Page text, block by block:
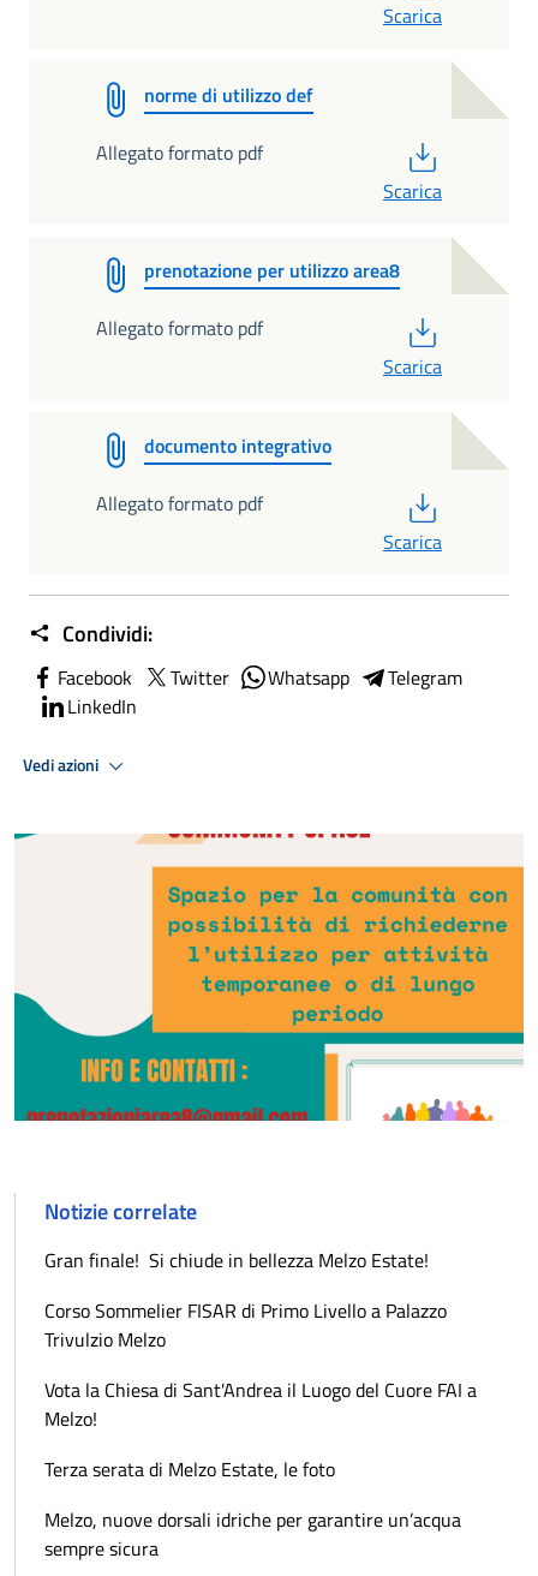
Scarica
norme di utilizzo def
Allegato formato pdf
Scarica
prenotazione per utilizzo area8
Allegato formato pdf
Scarica
documento integrativo
Allegato formato pdf
Scarica
Condividi:
Facebook Twitter Whatsapp
Telegram
LinkedIn
Vedi azioni
Notizie correlate
Gran finale! Si chiude in bellezza Melzo Estate!
Corso Sommelier FISAR di Primo Livello a Palazzo
Trivulzio Melzo
Vota la Chiesa di Sant'Andrea il Luogo del Cuore FAI a
Melzo!
Terza serata di Melzo Estate, le foto
Melzo, nuove dorsali idriche per garantire un’acqua
sempre sicura